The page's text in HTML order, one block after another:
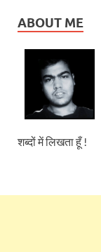
ABOUT ME
शब्दों में लिखता हूँ !